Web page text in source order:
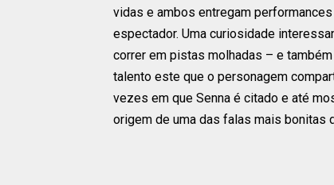
vidas e ambos entregam
espectador. Uma curiosidade
correr em pistas molhadas – e
talento este que o personagem
vezes em que Senna é citado e até
origem de uma das falas mais bonitas